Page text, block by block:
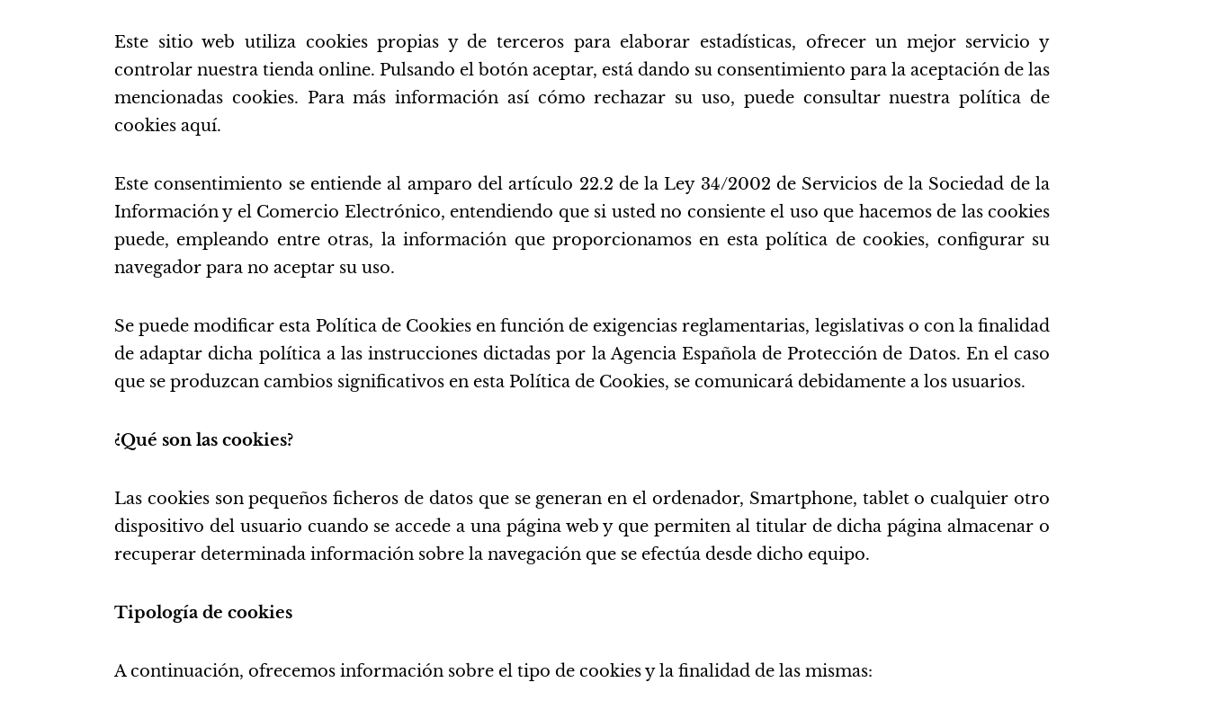
Este sitio web utiliza cookies propias y de terceros para elaborar estadísticas, ofrecer un mejor servicio y
controlar nuestra tienda online. Pulsando el botón aceptar, está dando su consentimiento para la aceptación de las
mencionadas cookies. Para más información así cómo rechazar su uso, puede consultar nuestra política de
cookies aquí.
Este consentimiento se entiende al amparo del artículo 22.2 de la Ley 34/2002 de Servicios de la Sociedad de la
Información y el Comercio Electrónico, entendiendo que si usted no consiente el uso que hacemos de las cookies
puede, empleando entre otras, la información que proporcionamos en esta política de cookies, configurar su
navegador para no aceptar su uso.
Se puede modificar esta Política de Cookies en función de exigencias reglamentarias, legislativas o con la finalidad
de adaptar dicha política a las instrucciones dictadas por la Agencia Española de Protección de Datos. En el caso
que se produzcan cambios significativos en esta Política de Cookies, se comunicará debidamente a los usuarios.
¿Qué son las cookies?
Las cookies son pequeños ficheros de datos que se generan en el ordenador, Smartphone, tablet o cualquier otro
dispositivo del usuario cuando se accede a una página web y que permiten al titular de dicha página almacenar o
recuperar determinada información sobre la navegación que se efectúa desde dicho equipo.
Tipología de cookies
A continuación, ofrecemos información sobre el tipo de cookies y la finalidad de las mismas: